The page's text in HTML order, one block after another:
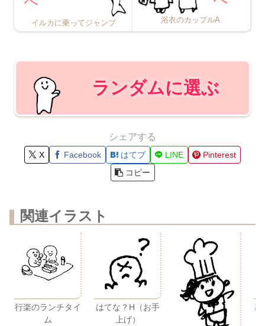
イルカに乗ってジャンプ 浴衣のカップルA
ランダムに選ぶ
シェアする
X Facebook はてブ LINE
Pinterest
コピー
関連イラスト
行楽のランチタイ
ム
はてな？H（お手
上げ）
菱